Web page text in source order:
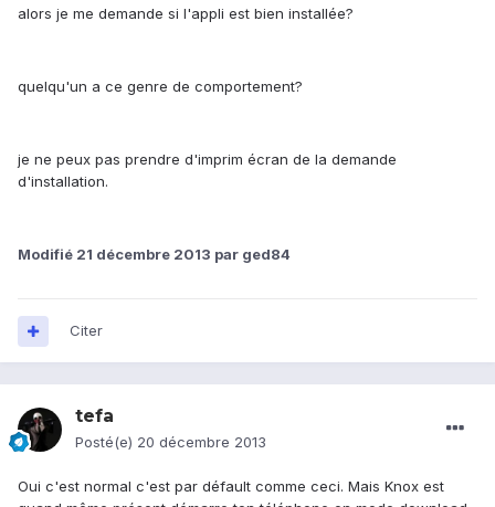
alors je me demande si l'appli est bien installée?
quelqu'un a ce genre de comportement?
je ne peux pas prendre d'imprim écran de la demande
d'installation.
Modifié 21 décembre 2013 par ged84
Citer
tefa
Posté(e) 20 décembre 2013
Oui c'est normal c'est par défault comme ceci. Mais Knox est